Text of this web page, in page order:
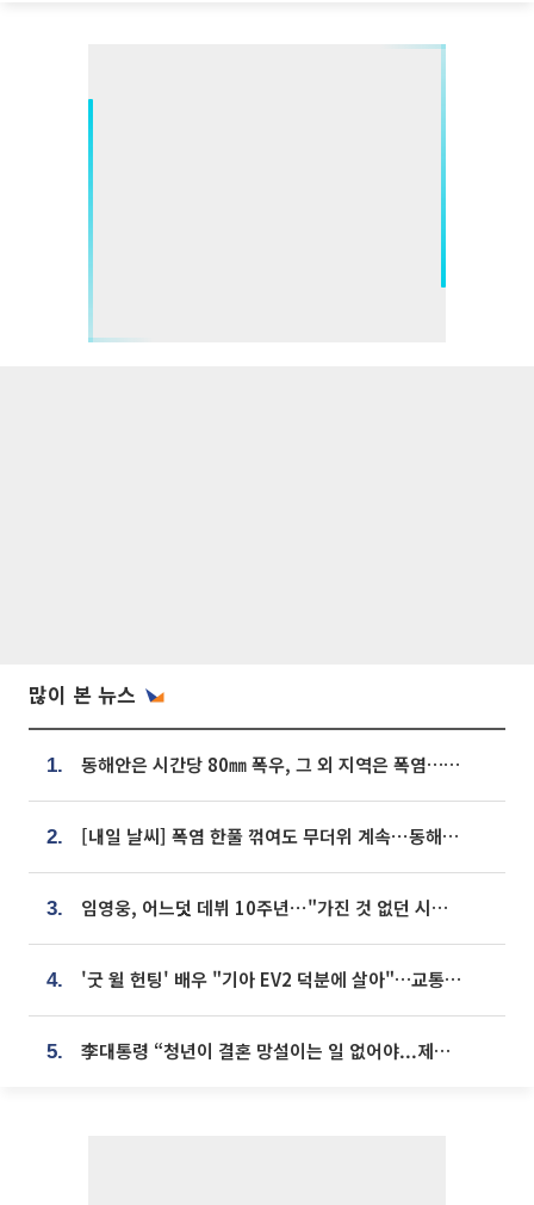
많이 본 뉴스
1. 동해안은 시간당 80㎜ 폭우, 그 외 지역은 폭염…‘극과 극 날씨’
2. [내일 날씨] 폭염 한풀 꺾여도 무더위 계속⋯동해안 이틀 연속 비
3. 임영웅, 어느덧 데뷔 10주년⋯"가진 것 없던 시절, 내 앞엔 20명의 팬뿐"
4. '굿 윌 헌팅' 배우 "기아 EV2 덕분에 살아"…교통사고 후 안전성 극찬
5. 李대통령 “청년이 결혼 망설이는 일 없어야...제도상 불이익 조사”